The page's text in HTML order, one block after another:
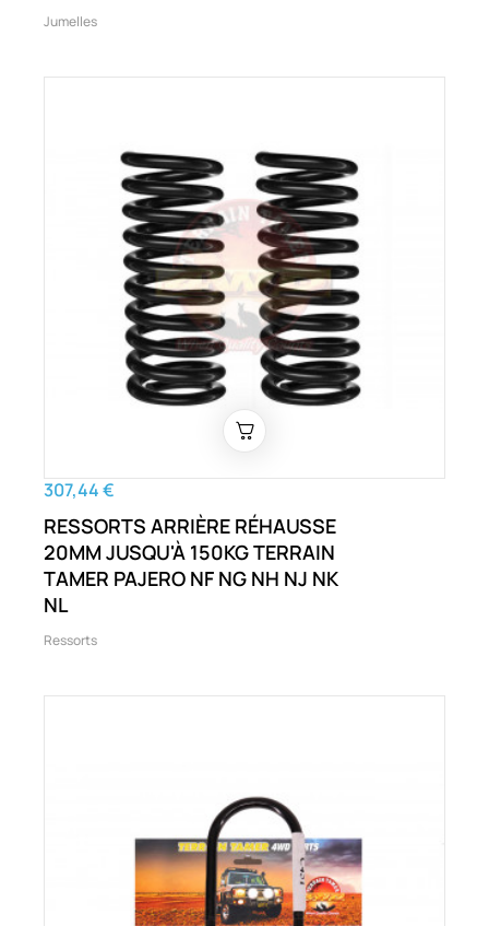
Jumelles
307,44 €
RESSORTS ARRIÈRE RÉHAUSSE
20MM JUSQU'À 150KG TERRAIN
TAMER PAJERO NF NG NH NJ NK
NL
Ressorts